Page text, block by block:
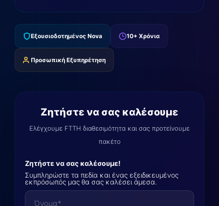
Εξουσιοδοτημένος Nova 10+ Χρόνια
Προσωπική Εξυπηρέτηση
Ζητήστε να σας καλέσουμε
Ελέγχουμε FTTH διαθεσιμότητα και σας προτείνουμε
πακέτο
Ζητήστε να σας καλέσουμε!
Συμπληρώστε τα πεδία και ένας εξειδικευμένος
εκπρόσωπός μας θα σας καλέσει άμεσα.